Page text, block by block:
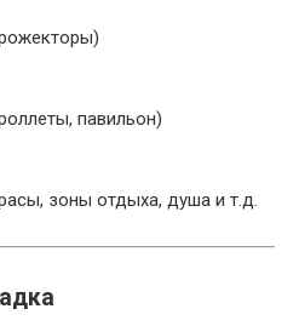
павильон)
зоны отдыха, душа и т.д.